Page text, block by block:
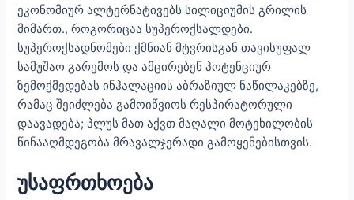
ეკონომიურ ალტერნატივებს სილიციუმის გრილის
მიმართ., როგორიცაა სუპეროქსალდები.
სუპეროქსადნომები ქმნიან მტვრისგან თავისუფალ
სამუშაო გარემოს და ამცირებენ პოტენციურ
ზემოქმედებას ინჰალაციის აბრაზიულ ნაწილაკებზე,
რამაც შეიძლება გამოიწვიოს რესპირატორული
დაავადება; პლუს მათ აქვთ მაღალი მოტეხილობის
წინააღმდეგობა მრავალჯერადი გამოყენებისთვის.
უსაფრთხოება